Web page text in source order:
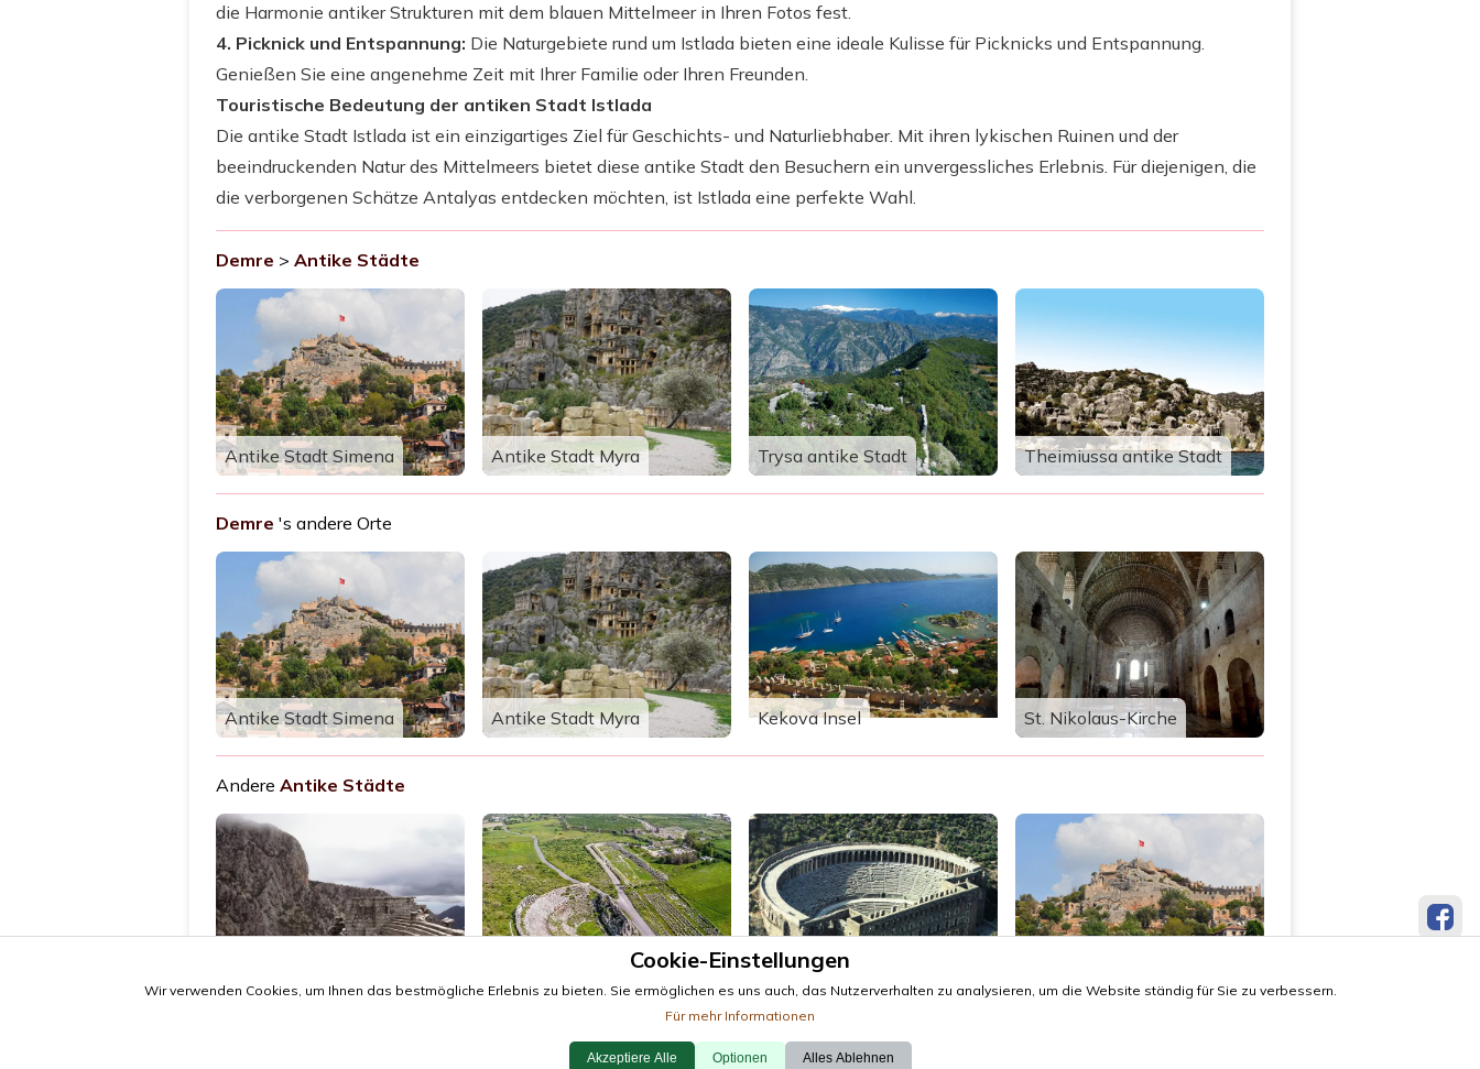
die Harmonie antiker Strukturen mit dem blauen Mittelmeer in Ihren Fotos fest.
4. Picknick und Entspannung: Die Naturgebiete rund um Istlada bieten eine ideale Kulisse für Picknicks und Entspannung.
Genießen Sie eine angenehme Zeit mit Ihrer Familie oder Ihren Freunden.
Touristische Bedeutung der antiken Stadt Istlada
Die antike Stadt Istlada ist ein einzigartiges Ziel für Geschichts- und Naturliebhaber. Mit ihren lykischen Ruinen und der
beeindruckenden Natur des Mittelmeers bietet diese antike Stadt den Besuchern ein unvergessliches Erlebnis. Für diejenigen, die
die verborgenen Schätze Antalyas entdecken möchten, ist Istlada eine perfekte Wahl.
Demre > Antike Städte
Antike Stadt Simena Antike Stadt Myra Trysa antike Stadt Theimiussa antike Stadt
Demre 's andere Orte
Antike Stadt Simena Antike Stadt Myra Kekova Insel St. Nikolaus-Kirche
Andere Antike Städte
Antike Stadt Termessos Antike Stadt Perge Antike Stadt Aspendos Antike Stadt Simena
Cookie-Einstellungen
Wir verwenden Cookies, um Ihnen das bestmögliche Erlebnis zu bieten. Sie ermöglichen es uns auch, das Nutzerverhalten zu analysieren, um die Website ständig für Sie zu verbessern.
Für mehr Informationen
Akzeptiere Alle Optionen Alles Ablehnen